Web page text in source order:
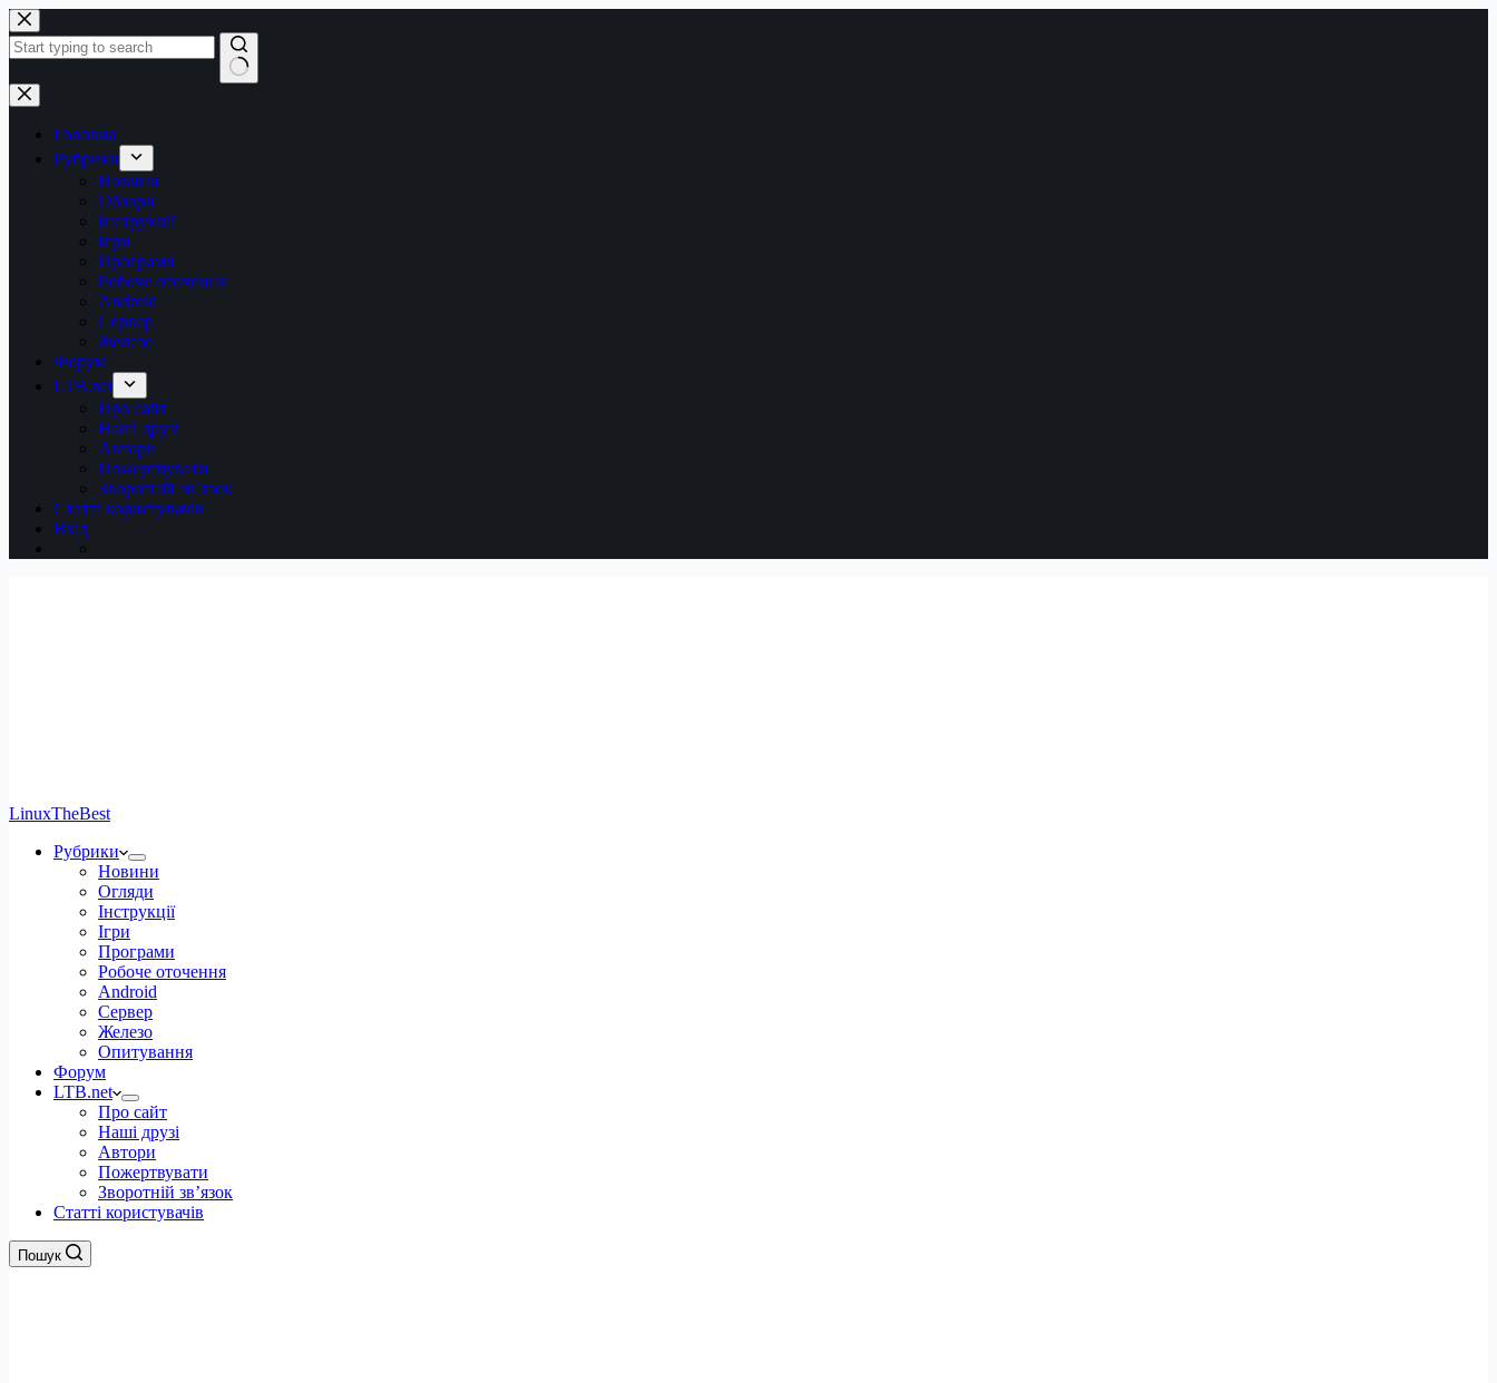
Перейти
до
вмісту
Немає
результатів
Головна
Рубрики
Новини
Обзори
Інструкції
Ігри
Програми
Робоче оточення
Android
Сервер
Железо
Форум
LTB.net
Про сайт
Наші друзі
Автори
Пожертвувати
Зворотній зв’язок
Статті користувачів
Вхід
LinuxTheBest
Рубрики
Новини
Огляди
Інструкції
Ігри
Програми
Робоче оточення
Android
Сервер
Железо
Опитування
Форум
LTB.net
Про сайт
Наші друзі
Автори
Пожертвувати
Зворотній зв’язок
Статті користувачів
Пошук